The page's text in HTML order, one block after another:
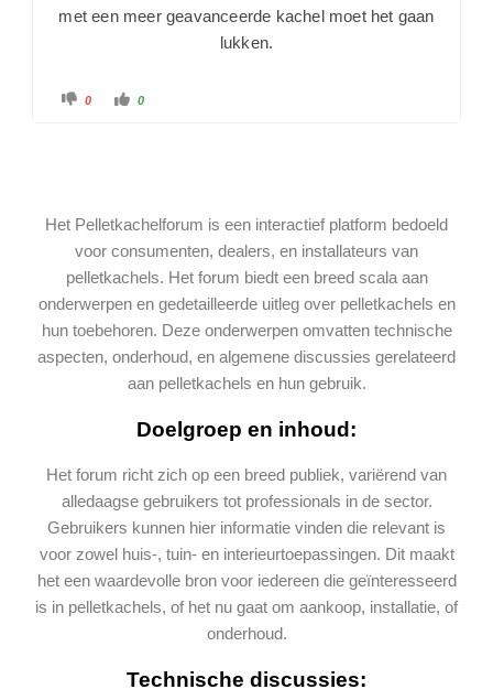
met een meer geavanceerde kachel moet het gaan
lukken.
0 0
Het Pelletkachelforum is een interactief platform bedoeld
voor consumenten, dealers, en installateurs van
pelletkachels. Het forum biedt een breed scala aan
onderwerpen en gedetailleerde uitleg over pelletkachels en
hun toebehoren. Deze onderwerpen omvatten technische
aspecten, onderhoud, en algemene discussies gerelateerd
aan pelletkachels en hun gebruik.
Doelgroep en inhoud:
Het forum richt zich op een breed publiek, variërend van
alledaagse gebruikers tot professionals in de sector.
Gebruikers kunnen hier informatie vinden die relevant is
voor zowel huis-, tuin- en interieurtoepassingen. Dit maakt
het een waardevolle bron voor iedereen die geïnteresseerd
is in pelletkachels, of het nu gaat om aankoop, installatie, of
onderhoud​.
Technische discussies: